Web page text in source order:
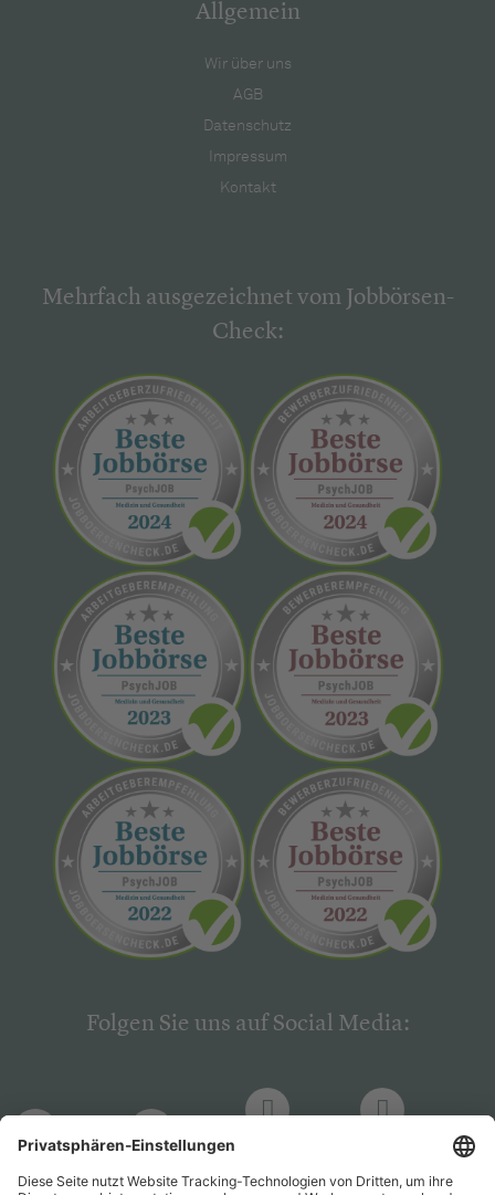
Allgemein
Wir über uns
AGB
Datenschutz
Impressum
Kontakt
Mehrfach ausgezeichnet vom Jobbörsen-
Check:
Folgen Sie uns auf Social Media: